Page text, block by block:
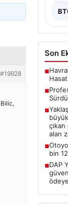
#19928
Son
■
■
■
alan
■
bin
■DAP